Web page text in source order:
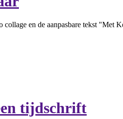
collage en de aanpasbare tekst "Met
tijdschrift